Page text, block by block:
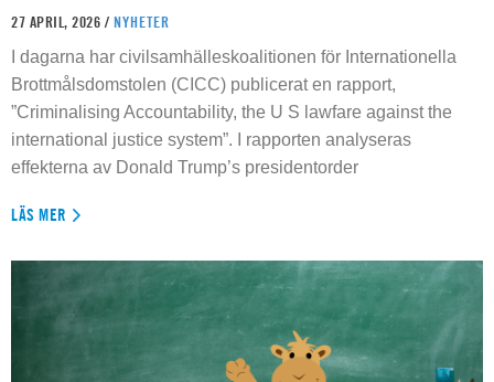
27 APRIL, 2026 / NYHETER
I dagarna har civilsamhälleskoalitionen för Internationella
Brottmålsdomstolen (CICC) publicerat en rapport,
”Criminalising Accountability, the U S lawfare against the
international justice system”. I rapporten analyseras
effekterna av Donald Trump’s presidentorder
LÄS MER